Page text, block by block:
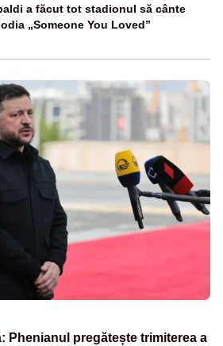
a făcut tot stadionul să cânte
„Someone You Loved”
Phenianul pregătește trimiterea a